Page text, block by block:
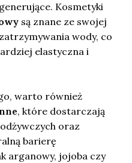
Kosmetyki
są znane ze swojej
wody, co
elastyczna i
warto również
, które dostarczają
oraz
barierę
arganowy, jojoba czy